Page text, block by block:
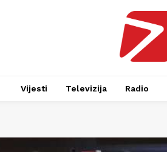
Vijesti Televizija Radio